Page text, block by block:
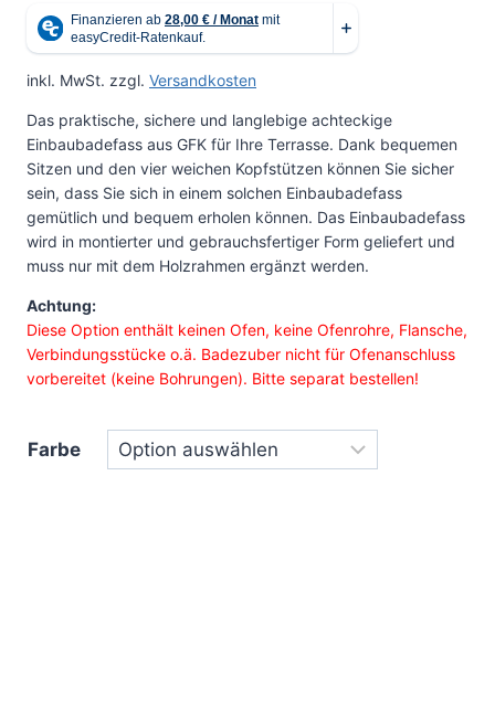
inkl. MwSt. zzgl. Versandkosten
Das praktische, sichere und langlebige achteckige
Einbaubadefass aus GFK für Ihre Terrasse. Dank bequemen
Sitzen und den vier weichen Kopfstützen können Sie sicher
sein, dass Sie sich in einem solchen Einbaubadefass
gemütlich und bequem erholen können. Das Einbaubadefass
wird in montierter und gebrauchsfertiger Form geliefert und
muss nur mit dem Holzrahmen ergänzt werden.
Achtung:
Diese Option enthält keinen Ofen, keine Ofenrohre, Flansche,
Verbindungsstücke o.ä. Badezuber nicht für Ofenanschluss
vorbereitet (keine Bohrungen). Bitte separat bestellen!
Farbe